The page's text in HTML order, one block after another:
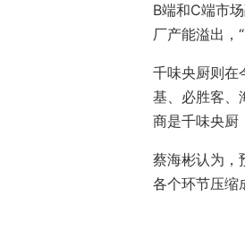
B端和C端市
厂产能溢出，
千味央厨则在
基、必胜客、
商是千味央厨
蔡海彬认为，
各个环节压缩